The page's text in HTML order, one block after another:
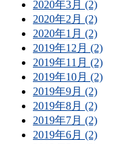
2020年3月 (2)
2020年2月 (2)
2020年1月 (2)
2019年12月 (2)
2019年11月 (2)
2019年10月 (2)
2019年9月 (2)
2019年8月 (2)
2019年7月 (2)
2019年6月 (2)